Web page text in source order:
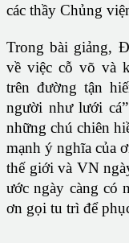
các thầy Chủng
Trong bài giảng,
về việc cỗ võ và
trên đường tận
người như lưới
những chú chiên
mạnh ý nghĩa của
thế giới và VN
ước ngày càng có
ơn gọi tu trì để